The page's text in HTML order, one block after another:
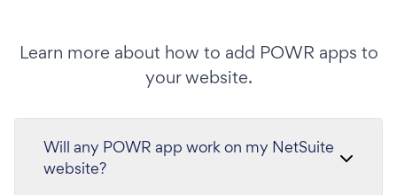
Learn more about how to add POWR apps to
your website.
Will any POWR app work on my NetSuite
website?